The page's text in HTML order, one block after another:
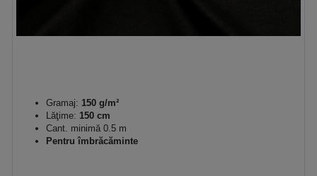
Gramaj: 150 g/m²
Lăţime: 150 cm
Cant. minimă 0.5 m
Pentru îmbrăcăminte